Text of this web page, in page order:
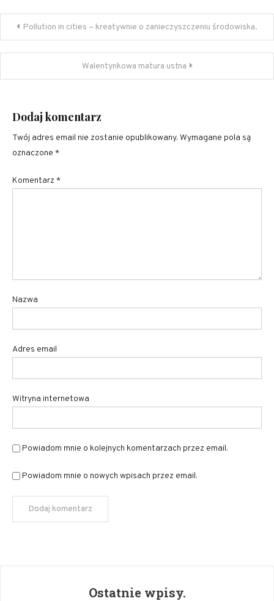
Nawigacja
wpisu
Pollution in cities – kreatywnie o zanieczyszczeniu środowiska.
Walentynkowa matura ustna
Dodaj komentarz
Twój adres email nie zostanie opublikowany. Wymagane pola są
oznaczone *
Komentarz *
Nazwa
Adres email
Witryna internetowa
Powiadom mnie o kolejnych komentarzach przez email.
Powiadom mnie o nowych wpisach przez email.
Ostatnie wpisy.